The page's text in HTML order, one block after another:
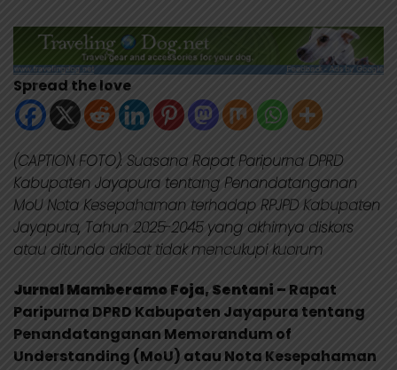
Spread the love
(CAPTION FOTO): Suasana Rapat Paripurna DPRD
Kabupaten Jayapura tentang Penandatanganan
MoU Nota Kesepahaman terhadap RPJPD Kabupaten
Jayapura, Tahun 2025-2045 yang akhirnya diskors
atau ditunda akibat tidak mencukupi kuorum
Jurnal Mamberamo Foja, Sentani – Rapat
Paripurna DPRD Kabupaten Jayapura tentang
Penandatanganan Memorandum of
Understanding (MoU) atau Nota Kesepahaman